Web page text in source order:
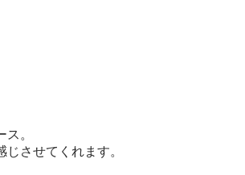
。
させてくれます。